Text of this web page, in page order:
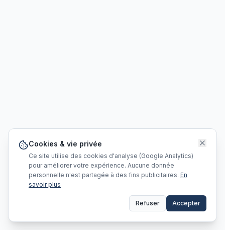
Cookies & vie privée
Ce site utilise des cookies d'analyse (Google Analytics)
pour améliorer votre expérience. Aucune donnée
personnelle n'est partagée à des fins publicitaires. En
savoir plus
Refuser Accepter